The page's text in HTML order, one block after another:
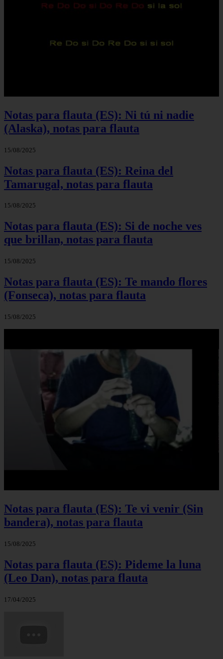
Notas para flauta (ES): Ni tú ni nadie
(Alaska), notas para flauta
15/08/2025
Notas para flauta (ES): Reina del
Tamarugal, notas para flauta
15/08/2025
Notas para flauta (ES): Si de noche ves
que brillan, notas para flauta
15/08/2025
Notas para flauta (ES): Te mando flores
(Fonseca), notas para flauta
15/08/2025
Notas para flauta (ES): Te vi venir (Sin
bandera), notas para flauta
15/08/2025
Notas para flauta (ES): Pideme la luna
(Leo Dan), notas para flauta
17/04/2025